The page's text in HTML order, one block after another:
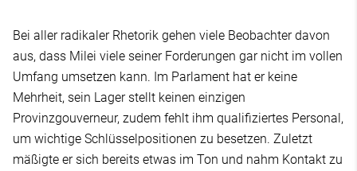
Bei aller radikaler Rhetorik gehen viele Beobachter davon
aus, dass Milei viele seiner Forderungen gar nicht im vollen
Umfang umsetzen kann. Im Parlament hat er keine
Mehrheit, sein Lager stellt keinen einzigen
Provinzgouverneur, zudem fehlt ihm qualifiziertes Personal,
um wichtige Schlüsselpositionen zu besetzen. Zuletzt
mäßigte er sich bereits etwas im Ton und nahm Kontakt zu